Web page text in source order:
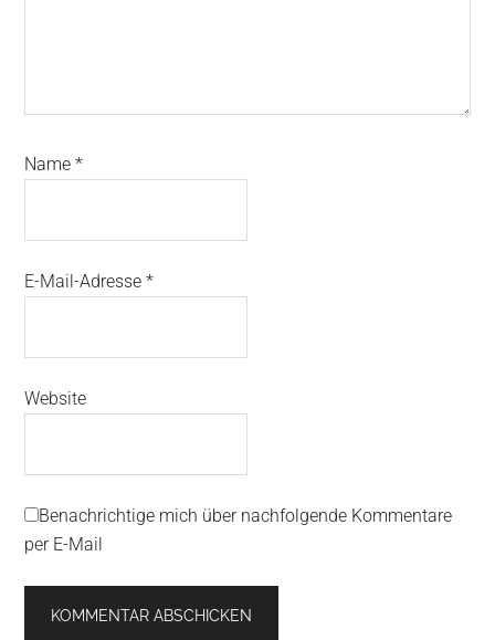
Name*
E-Mail-Adresse*
Website
Benachrichtige mich über nachfolgende Kommentare
per E-Mail